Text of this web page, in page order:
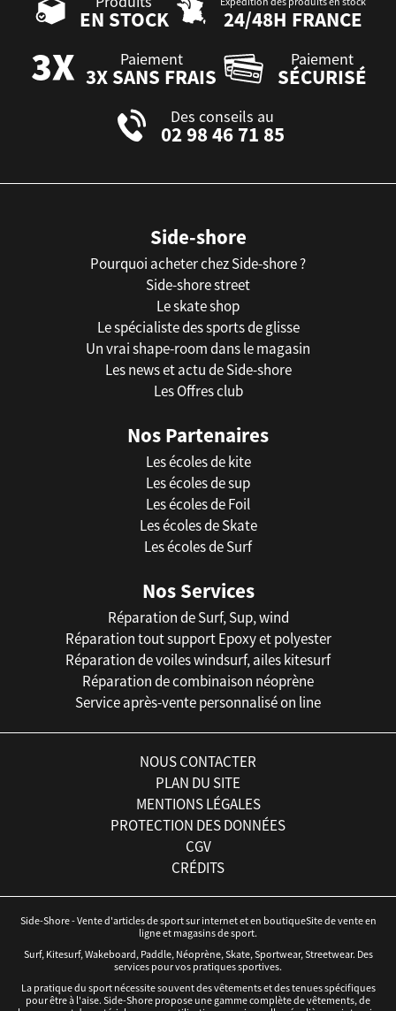
EN STOCK 24/48H FRANCE
Paiement
3X SANS FRAIS
Paiement
SÉCURISÉ
Des conseils au
02 98 46 71 85
Side-shore
Pourquoi acheter chez Side-shore ?
Side-shore street
Le skate shop
Le spécialiste des sports de glisse
Un vrai shape-room dans le magasin
Les news et actu de Side-shore
Les Offres club
Nos Partenaires
Les écoles de kite
Les écoles de sup
Les écoles de Foil
Les écoles de Skate
Les écoles de Surf
Nos Services
Réparation de Surf, Sup, wind
Réparation tout support Epoxy et polyester
Réparation de voiles windsurf, ailes kitesurf
Réparation de combinaison néoprène
Service après-vente personnalisé on line
NOUS CONTACTER
PLAN DU SITE
MENTIONS LÉGALES
PROTECTION DES DONNÉES
CGV
CRÉDITS
Side-Shore - Vente d'articles de sport sur internet et en boutiqueSite de vente en
ligne et magasins de sport.
Surf, Kitesurf, Wakeboard, Paddle, Néoprène, Skate, Sportwear, Streetwear. Des
services pour vos pratiques sportives.
La pratique du sport nécessite souvent des vêtements et des tenues spécifiques
pour être à l'aise. Side-Shore propose une gamme complète de vêtements, de